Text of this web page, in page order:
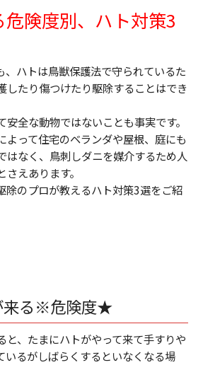
危険度別、ハト対策3
、ハトは鳥獣保護法で守られているた
したり傷つけたり駆除することはでき
安全な動物ではないことも事実です。
よって住宅のベランダや屋根、庭にも
はなく、鳥刺しダニを媒介するため人
えあります。
除のプロが教えるハト対策3選をご紹
来る※危険度★
と、たまにハトがやって来て手すりや
いるがしばらくするといなくなる場